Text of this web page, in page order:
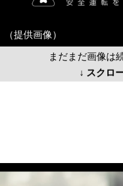
（提供画像）
まだまだ画像は
↓ スクロ